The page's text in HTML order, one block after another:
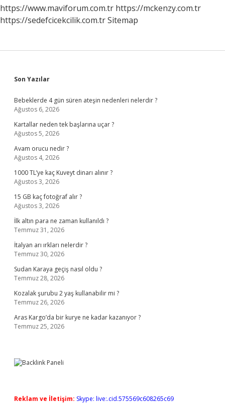
https://www.maviforum.com.tr https://mckenzy.com.tr
https://sedefcicekcilik.com.trSitemap
Sidebar
Son Yazılar
Bebeklerde 4 gün süren ateşin nedenleri nelerdir ?
Ağustos 6, 2026
Kartallar neden tek başlarına uçar ?
Ağustos 5, 2026
Avam orucu nedir ?
Ağustos 4, 2026
1000 TL’ye kaç Kuveyt dinarı alınır ?
Ağustos 3, 2026
15 GB kaç fotoğraf alır ?
Ağustos 3, 2026
İlk altın para ne zaman kullanıldı ?
Temmuz 31, 2026
İtalyan arı ırkları nelerdir ?
Temmuz 30, 2026
Sudan Karaya geçiş nasıl oldu ?
Temmuz 28, 2026
Kozalak şurubu 2 yaş kullanabilir mi ?
Temmuz 26, 2026
Aras Kargo’da bir kurye ne kadar kazanıyor ?
Temmuz 25, 2026
Reklam ve İletişim: Skype: live:.cid.575569c608265c69